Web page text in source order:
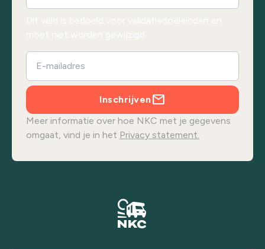
Inschrijven
Meer informatie over hoe NKC met je gegevens
omgaat, vind je in het Privacy statement.